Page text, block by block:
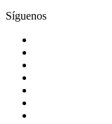
Síguenos